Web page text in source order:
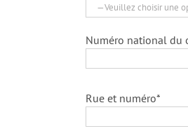
Numéro national du
Rue et numéro*